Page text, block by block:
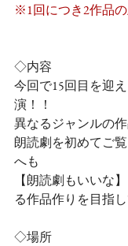
※1回につき2作品の
◇内容
今回で15回目を迎
演！！
異なるジャンルの
朗読劇を初めてご
へも
【朗読劇もいいな
る作品作りを目指
◇場所